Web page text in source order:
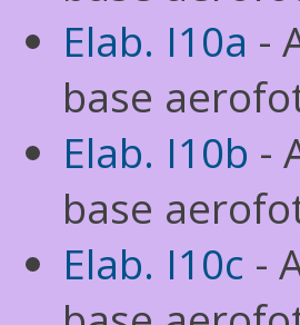
Elab. I10a -
base
Elab. I10b -
base
Elab. I10c -